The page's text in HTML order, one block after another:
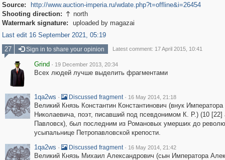
Source:
http://www.auction-imperia.ru/wdate.php?t=offline&i=26454
Shooting direction:  north
Watermark signature:
uploaded by magazai
Last edit 16 September 2021, 05:19
27
Sign in to share your opinion Latest comment: 17 April 2015, 10:41
Grind · 19 December 2013, 20:34
Всех людей лучше выделить фрагментами
1qa2ws · Discussed fragment · 16 May 2014, 21:18
Великий Князь Константин Константинович (внук
Николаевича, поэт, писавший под псевдонимом К. Р.) (10
Павловск), был последним из Романовых умерших до
усыпальнице Петропавловской крепости.
1qa2ws · Discussed fragment · 16 May 2014, 21:42
Великий Князь Михаил Александрович (сын Императора